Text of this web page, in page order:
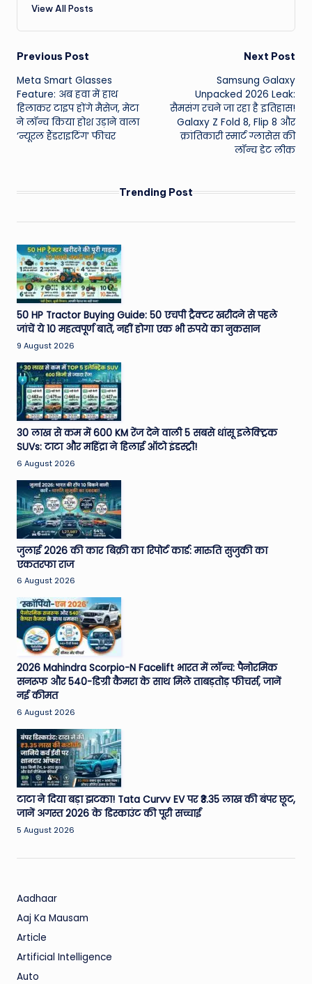
View All Posts
Post
navigation
Previous Post
Meta Smart Glasses
Feature: अब हवा में हाथ
हिलाकर टाइप होंगे मैसेज, मेटा
ने लॉन्च किया होश उड़ाने वाला
‘न्यूरल हैंडराइटिंग’ फीचर
Next Post
Samsung Galaxy
Unpacked 2026 Leak:
सैमसंग रचने जा रहा है इतिहास!
Galaxy Z Fold 8, Flip 8 और
क्रांतिकारी स्मार्ट ग्लासेस की
लॉन्च डेट लीक
Trending Post
50 HP Tractor Buying Guide: 50 एचपी ट्रैक्टर खरीदने से पहले
जांचें ये 10 महत्वपूर्ण बातें, नहीं होगा एक भी रुपये का नुकसान
9 August 2026
30 लाख से कम में 600 KM रेंज देने वाली 5 सबसे धांसू इलेक्ट्रिक
SUVs: टाटा और महिंद्रा ने हिलाई ऑटो इंडस्ट्री!
6 August 2026
जुलाई 2026 की कार बिक्री का रिपोर्ट कार्ड: मारुति सुजुकी का
एकतरफा राज
6 August 2026
2026 Mahindra Scorpio-N Facelift भारत में लॉन्च: पैनोरमिक
सनरूफ और 540-डिग्री कैमरा के साथ मिले ताबड़तोड़ फीचर्स, जानें
नई कीमत
6 August 2026
टाटा ने दिया बड़ा झटका! Tata Curvv EV पर ₹3.35 लाख की बंपर छूट,
जानें अगस्त 2026 के डिस्काउंट की पूरी सच्चाई
5 August 2026
Aadhaar
Aaj Ka Mausam
Article
Artificial Intelligence
Auto